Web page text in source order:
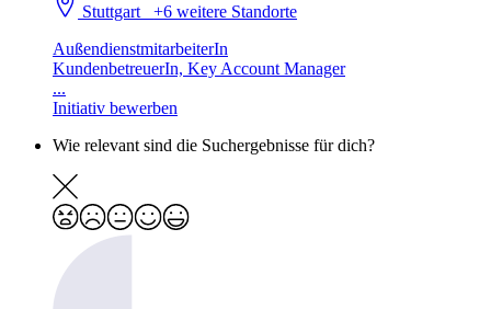
Stuttgart+6 weitere Standorte
AußendienstmitarbeiterIn
KundenbetreuerIn, Key Account Manager
...
Initiativ bewerben
Wie relevant sind die Suchergebnisse für dich?